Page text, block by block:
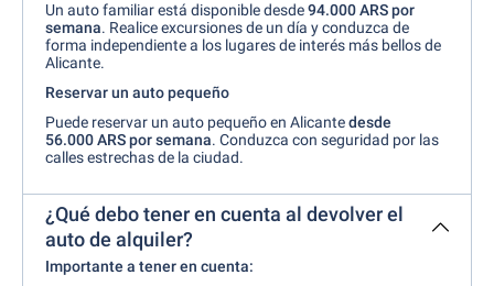
Un auto familiar está disponible desde94.000 ARS por
semana. Realice excursiones de un día y conduzca de
forma independiente a los lugares de interés más bellos de
Alicante.
Reservar un auto pequeño
Puede reservar un auto pequeño en Alicantedesde
56.000 ARS por semana. Conduzca con seguridad por las
calles estrechas de la ciudad.
¿Qué debo tener en cuenta al devolver el
auto de alquiler?
Importante a tener en cuenta: